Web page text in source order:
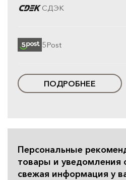
СДЭК
5Post
ПОДРОБНЕЕ
Персональные
товары и уведомления
свежая информация у